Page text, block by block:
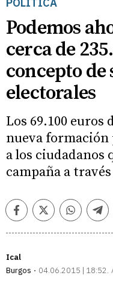
Podemos
cerca de
concepto de
electorales
Los 69.100 euros
nueva
a los ciudadanos
campaña a
FacebookTwitter
Ical
Burgos
04.06.2015 | 18:52